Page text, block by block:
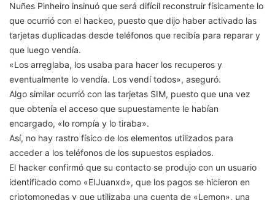
Nuñes Pinheiro insinuó que será difícil reconstruir físicamente lo
que ocurrió con el hackeo, puesto que dijo haber activado las
tarjetas duplicadas desde teléfonos que recibía para reparar y
que luego vendía.
«Los arreglaba, los usaba para hacer los recuperos y
eventualmente lo vendía. Los vendí todos», aseguró.
Algo similar ocurrió con las tarjetas SIM, puesto que una vez
que obtenía el acceso que supuestamente le habían
encargado, «lo rompía y lo tiraba».
Así, no hay rastro físico de los elementos utilizados para
acceder a los teléfonos de los supuestos espiados.
El hacker confirmó que su contacto se produjo con un usuario
identificado como «EIJuanxd», que los pagos se hicieron en
criptomonedas y que utilizaba una cuenta de «Lemon», una